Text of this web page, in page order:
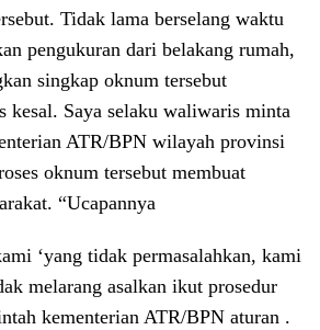
Tidak lama berselang waktu
pengukuran dari belakang rumah,
singkap oknum tersebut
kesal. Saya selaku waliwaris minta
ATR/BPN wilayah provinsi
oknum tersebut membuat
“Ucapannya
‘yang tidak permasalahkan, kami
melarang asalkan ikut prosedur
kementerian ATR/BPN aturan .